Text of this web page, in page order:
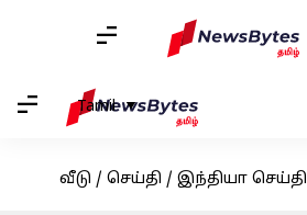
Tamil
வீடு / செய்தி / இந்தியா செய்தி